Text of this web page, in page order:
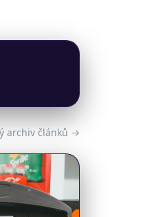
archiv článků →